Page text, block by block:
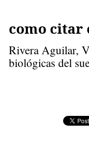
como citar
Rivera Aguilar,
biológicas del